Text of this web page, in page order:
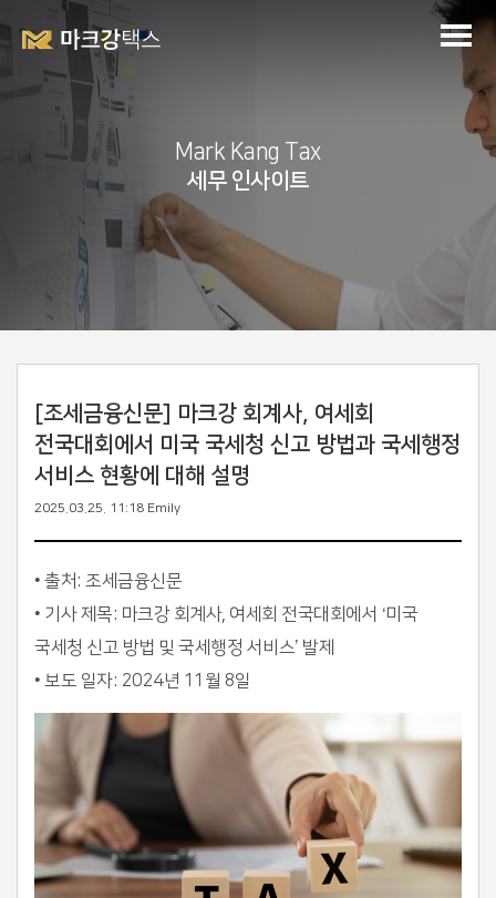
Mark Kang Tax
세무 인사이트
[조세금융신문] 마크강 회계사, 여세회
전국대회에서 미국 국세청 신고 방법과 국세행정
서비스 현황에 대해 설명
2025.03.25. 11:18 Emily
• 출처: 조세금융신문
• 기사 제목: 마크강 회계사, 여세회 전국대회에서 ‘미국
국세청 신고 방법 및 국세행정 서비스’ 발제
• 보도 일자: 2024년 11월 8일